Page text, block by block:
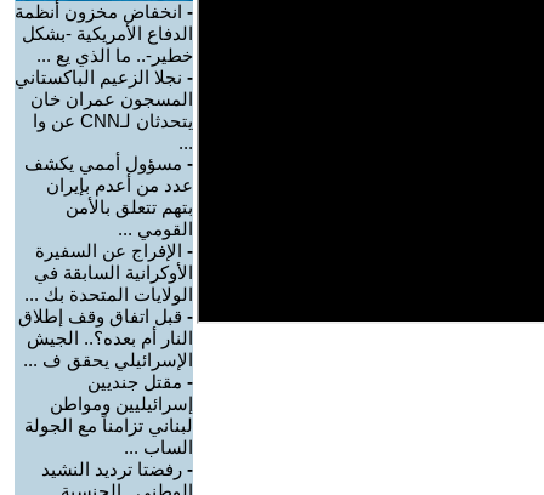
- انخفاض مخزون أنظمة
الدفاع الأمريكية -بشكل
خطير-.. ما الذي يع ...
- نجلا الزعيم الباكستاني
المسجون عمران خان
يتحدثان لـCNN عن وا
...
- مسؤول أممي يكشف
عدد من أعدم بإيران
بتهم تتعلق بالأمن
القومي ...
- الإفراج عن السفيرة
الأوكرانية السابقة في
الولايات المتحدة بك ...
- قبل اتفاق وقف إطلاق
النار أم بعده؟.. الجيش
الإسرائيلي يحقق ف ...
- مقتل جنديين
إسرائيليين ومواطن
لبناني تزامناً مع الجولة
الساب ...
- رفضتا ترديد النشيد
الوطني.. الجنسية